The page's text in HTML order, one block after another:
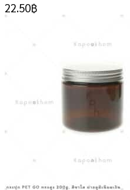
22.50฿